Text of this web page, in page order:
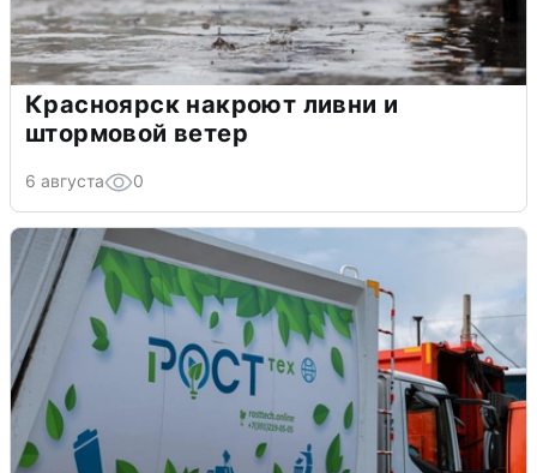
Красноярск накроют ливни и
штормовой ветер
6 августа 0